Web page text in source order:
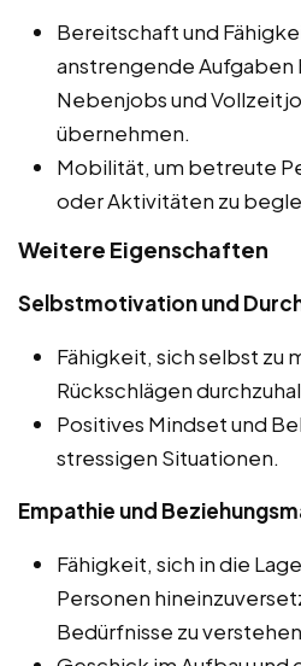
Bereitschaft und
anstrengende Aufgaben
Nebenjobs und
übernehmen.
Mobilität, um betreute
oder Aktivitäten zu
Weitere Eigenschaften
Selbstmotivation und
Fähigkeit, sich selbst zu
Rückschlägen
Positives Mindset und
stressigen Situationen.
Empathie und
Fähigkeit, sich in die
Personen
Bedürfnisse zu